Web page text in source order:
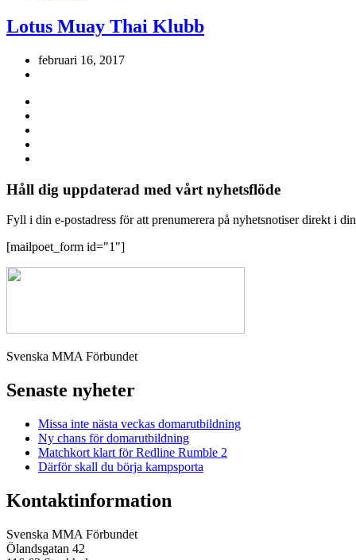
Lotus Muay Thai Klubb
februari 16, 2017
Håll dig uppdaterad med vårt nyhetsflöde
Fyll i din e-postadress för att prenumerera på nyhetsnotiser direkt i
[mailpoet_form id="1"]
Svenska MMA Förbundet
Senaste nyheter
Missa inte nästa veckas domarutbildning
Ny chans för domarutbildning
Matchkort klart för Redline Rumble 2
Därför skall du börja kampsporta
Kontaktinformation
Svenska MMA Förbundet
Ölandsgatan 42